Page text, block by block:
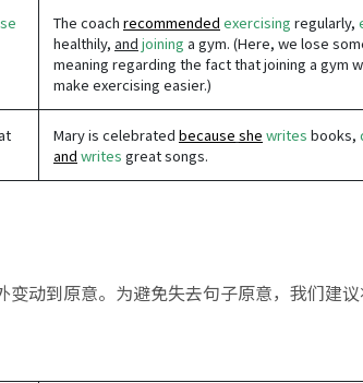
The coach recommended exercising regularly,
healthily, and joining a gym. (Here, we lose
meaning regarding the fact that joining a gym
make exercising easier.)
Mary is celebrated because she writes books,
and writes great songs.
动到原意。为避免失去句子原意，我们建